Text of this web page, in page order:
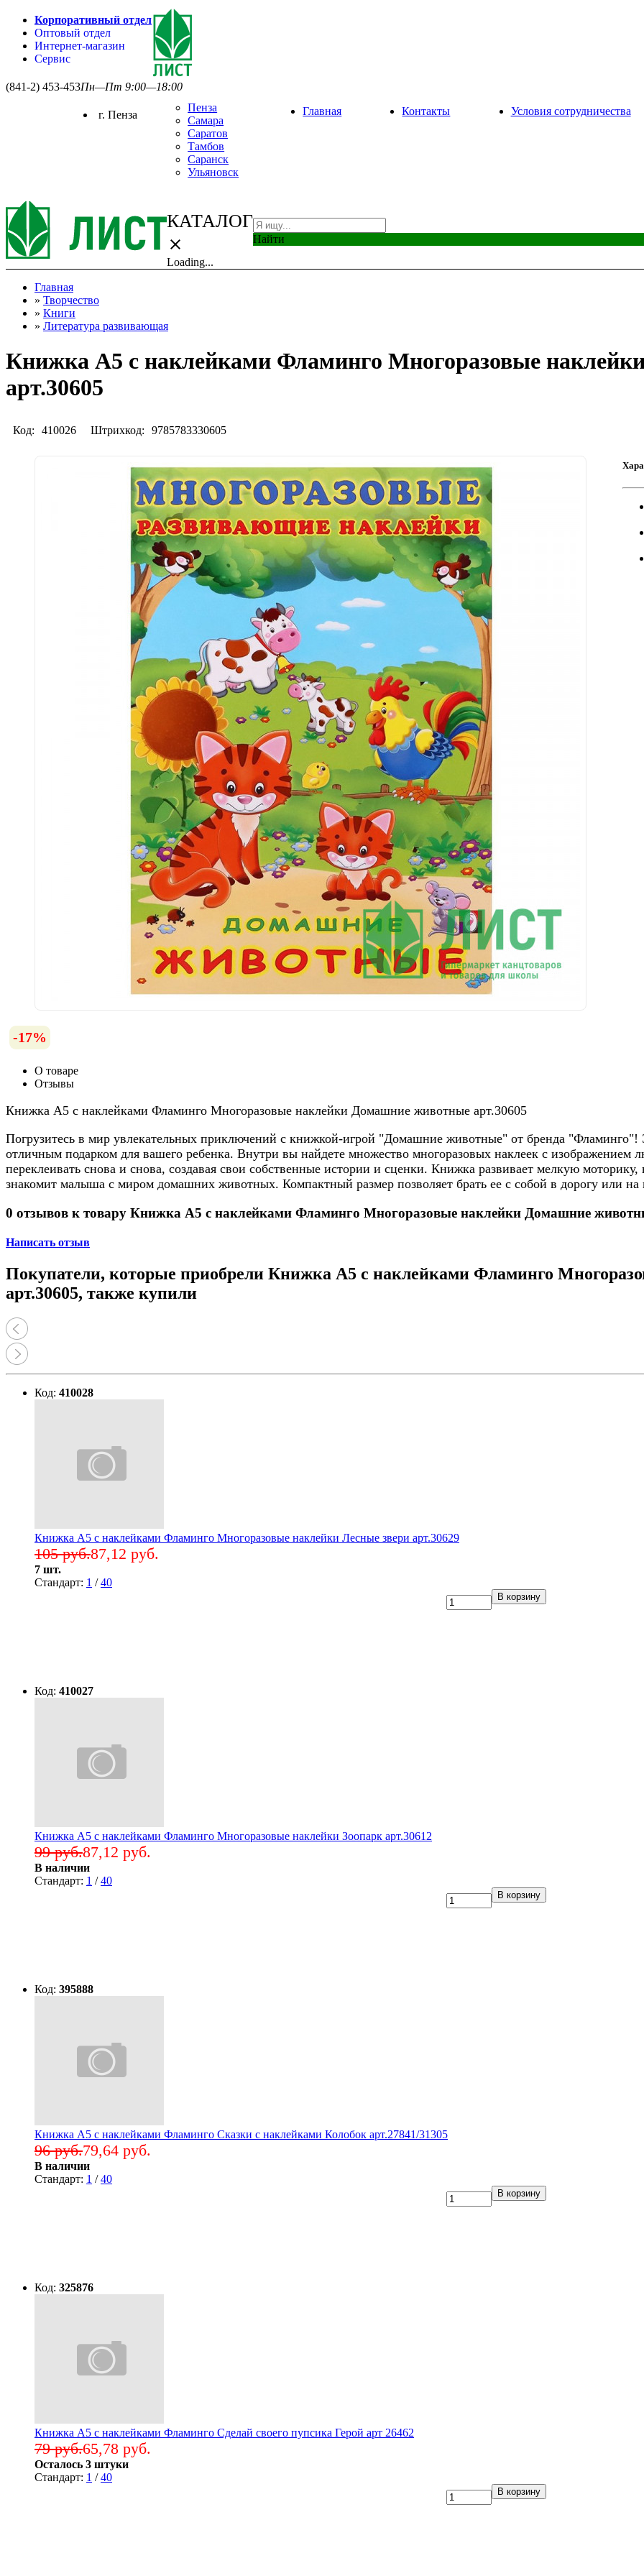
Корпоративный отдел
Оптовый отдел
Интернет-магазин
Сервис
(841-2) 453-453Пн—Пт 9:00—18:00
г. Пенза
Пенза
Самара
Саратов
Тамбов
Саранск
Ульяновск
Главная Контакты Условия сотрудничества
КАТАЛОГ
close
Loading...
Найти
Главная
» Творчество
» Книги
» Литература развивающая
Книжка А5 с наклейками Фламинго Многоразовые
арт.30605
Код: 410026 Штрихкод: 9785783330605
-17%
О товаре
Отзывы
Книжка А5 с наклейками Фламинго Многоразовые наклейки Домашние животные арт.30605
Погрузитесь в мир увлекательных приключений с книжкой-игрой "Домашние животные" от бренда
отличным подарком для вашего ребенка. Внутри вы найдете множество многоразовых наклеек с
переклеивать снова и снова, создавая свои собственные истории и сценки. Книжка развивает мелкую
знакомит малыша с миром домашних животных. Компактный размер позволяет брать ее с собой в дорогу или на
0 отзывов к товару Книжка А5 с наклейками Фламинго Многоразовые наклейки Домашние
Написать отзыв
Покупатели, которые приобрели Книжка А5 с наклейками Фламинго
арт.30605, также купили
Код: 410028
Книжка А5 с наклейками Фламинго Многоразовые наклейки Лесные звери арт.30629
87,12 руб.
105 руб.
7 шт.
Стандарт: 1 /40
В корзину
Код: 410027
Книжка А5 с наклейками Фламинго Многоразовые наклейки Зоопарк арт.30612
87,12 руб.
99 руб.
В наличии
Стандарт: 1 /40
В корзину
Код: 395888
Книжка А5 с наклейками Фламинго Сказки с наклейками Колобок арт.27841/31305
79,64 руб.
96 руб.
В наличии
Стандарт: 1 /40
В корзину
Код: 325876
Книжка А5 с наклейками Фламинго Сделай своего пупсика Герой арт 26462
65,78 руб.
79 руб.
Осталось 3 штуки
Стандарт: 1 /40
В корзину